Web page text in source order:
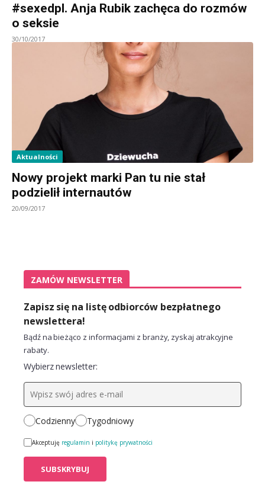
#sexedpl. Anja Rubik zachęca do rozmów
o seksie
30/10/2017
Aktualności
Nowy projekt marki Pan tu nie stał
podzielił internautów
20/09/2017
ZAMÓW NEWSLETTER
Zapisz się na listę odbiorców bezpłatnego
newslettera!
Bądź na bieżąco z informacjami z branży, zyskaj atrakcyjne
rabaty.
Wybierz newsletter:
Codzienny Tygodniowy
Akceptuję regulamin i politykę prywatności